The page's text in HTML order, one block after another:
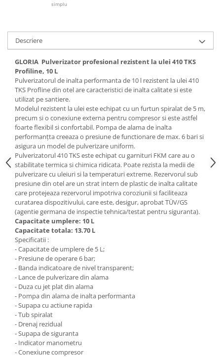
Odorizante Camera
PACHETE PROMO
Produse de curatare industriala
Solutii de indepartarea cimentului
(decapanti)
Articole de bucatarie si catering
Pahare de unica folosinta
Tacamuri de unica folosinta
Vesela de unica folosinta
Dispensere
Dispensere folie
Dispensere hartie
Dispensere sapun
HARTIE
Hartie igienica
Prosoape pliate
Role medicale
Role prosop
Manusi
Manusi medicale
Manusi menaj
Pamatuf praf
Pompa apa masina de carotat
Pulverizatoare
Pulverizatoare profesionale
Saci de menaj
Sisteme mopuri preimpregnate
Sistem unica folosinta
Uscatoare maini
simplu
Descriere
GLORIA Pulverizator profesional rezistent la ulei 410 TKS
Profiline, 10 L
Pulverizatorul de inalta performanta de 10 l rezistent la ulei 410
TKS Profline din otel are caracteristici de inalta calitate si este
utilizat pe santiere.
Modelul rezistent la ulei este echipat cu un furtun spiralat de 5 m,
precum si o conexiune externa pentru compresor si este astfel
foarte flexibil si confortabil. Pompa de alama de inalta
performanțta creeaza o presiune de functionare de max. 6 bari si
asigura un model de pulverizare uniform.
Pulverizatorul 410 TKS este echipat cu garnituri FKM care au o
stabilitate termica si chimica ridicata. Poate rezista la medii de
pulverizare cu uleiuri si la temperaturi extreme. Rezervorul sub
presiune din otel are un strat intern de plastic de inalta calitate
care protejeaza rezervorul impotriva coroziunii si faciliteaza
curatarea dispozitivului, care este, desigur, aprobat TÜV/GS
(agentie germana de inspectie tehnica/testat pentru siguranta).
Capacitate umplere: 10 L
Capacitate totala: 13.70 L
Specificatii :
- Capacitate de umplere de 5 L;
- Presiune de operare 6 bar;
- Banda indicatoare de nivel transparent;
- Lance de pulverizare din alama
- Duza cu jet plat din alama
- Pompa din alama de inalta performanta
- Supapa cu actiune rapida
- Tub spiralat
- Drenaj rezidual
- Supapa de siguranta
- Indicator manometru
- Conexiune compresor